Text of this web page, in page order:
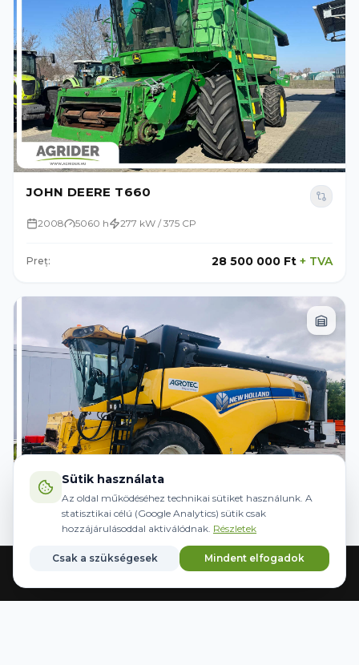
JOHN DEERE T660
2008 5060 h 277 kW / 375 CP
Preț: 28 500 000 Ft + TVA
NEW HOLLAND CX 6090
220 kW / 300 CP
Sütik használata
Az oldal működéséhez technikai sütiket használunk. A
statisztikai célú (Google Analytics) sütik csak
hozzájárulásoddal aktiválódnak. Részletek
Csak a szükségesek Mindent elfogadok